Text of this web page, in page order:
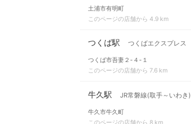
土浦市有明町
このページの店舗から 4.9 km
つくば駅 つくばエクスプレス
つくば市吾妻２-４-１
このページの店舗から 7.6 km
牛久駅 JR常磐線(取手～いわき)
牛久市牛久町
このページの店舗から 8 km